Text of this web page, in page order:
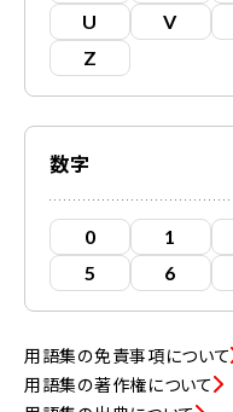
U
V
Z
数字
0 1
5
6
用語集の免責事項について
用語集の著作権について